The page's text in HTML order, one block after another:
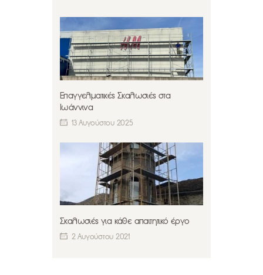
Επαγγελματικές Σκαλωσιές στα
Ιωάννινα
13 Αυγούστου 2025
Σκαλωσιές για κάθε απαιτητικό έργο
2 Αυγούστου 2021